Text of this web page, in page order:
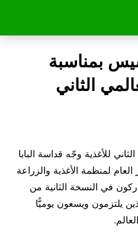
بمناسبة
الثاني
للأغذية وجّه قداسة البابا
لمنظمة الأغذية والزراعة
في النسخة الثانية من
يلتزمون ويسعون يوميًّا